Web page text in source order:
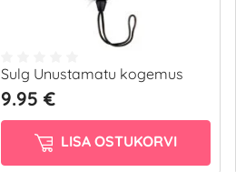
Sulg Unustamatu kogemus
9.95 €
LISA OSTUKORVI